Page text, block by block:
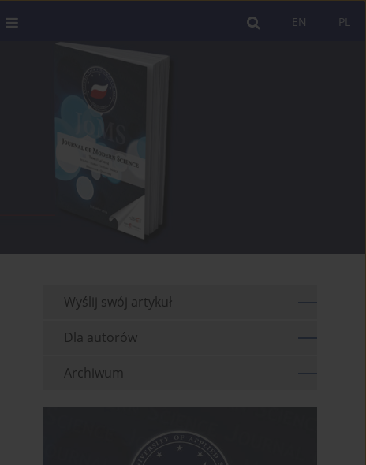
PL
EN
Wyślij swój artykuł
Dla autorów
Archiwum